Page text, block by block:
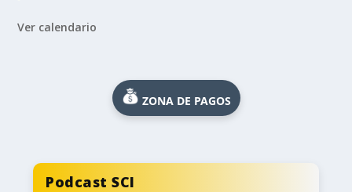
Ver calendario
ZONA DE PAGOS
Podcast SCI